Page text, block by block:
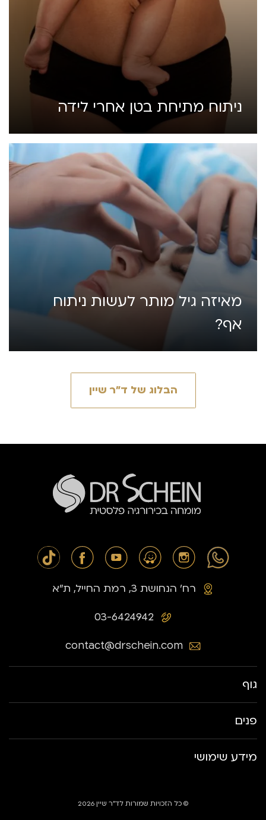
ניתוח מתיחת בטן אחרי לידה
מאיזה גיל מותר לעשות ניתוח
אף?
הבלוג של ד״ר שיין
03-6424942
רח׳ הנחושת 3, רמת החייל, ת״א
contact@drschein.com
גוף
פנים
מידע שימושי
© כל הזכויות שמורות לד״ר שיין 2026